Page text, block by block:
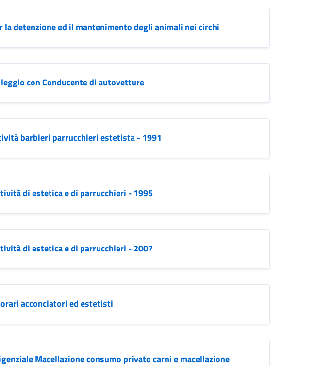
la detenzione ed il mantenimento degli animali nei circhi
con Conducente di autovetture
barbieri parrucchieri estetista - 1991
di estetica e di parrucchieri - 1995
di estetica e di parrucchieri - 2007
acconciatori ed estetisti
Macellazione consumo privato carni e macellazione